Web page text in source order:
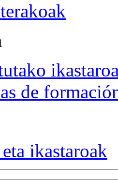
de
ikastaroak